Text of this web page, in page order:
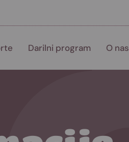
Darilni program O nas